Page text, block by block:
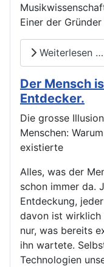
Einer der
Weiterlesen …
Der Mensch
Entdecker.
Die grosse
Menschen:
existierte
Alles, was der
schon immer da.
Entdeckung,
davon ist wirklich
nur, was bereits
ihn wartete.
Technologien